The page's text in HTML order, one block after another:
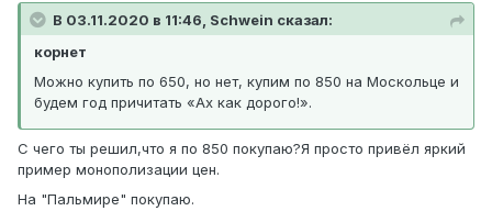
В 03.11.2020 в 11:46, Schwein сказал:
корнет
Можно купить по 650, но нет, купим по 850 на Москольце и
будем год причитать «Ах как дорого!».
С чего ты решил,что я по 850 покупаю?Я просто привёл яркий
пример монополизации цен.
На "Пальмире" покупаю.